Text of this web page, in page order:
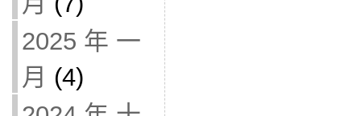
2025 年 一
月 (4)